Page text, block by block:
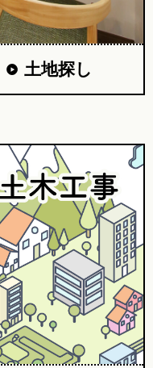
土地探し